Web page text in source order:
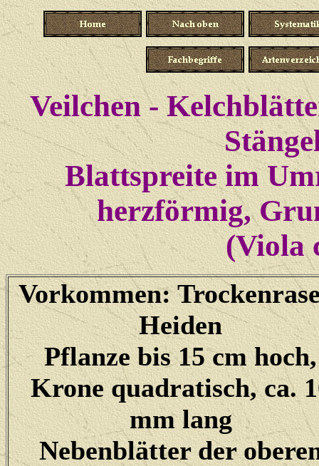
Veilchen -
Blattspreite im
herzförmig,
(Viola
Vorkommen:
Heiden
Pflanze bis 15 cm hoch,
Krone quadratisch, ca.
mm lang
Nebenblätter der